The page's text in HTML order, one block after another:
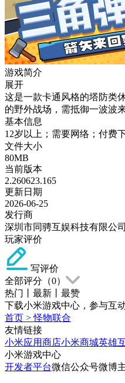
游戏简介
展开
这是一款卡通风格的塔防类
的野外战场，需抵御一波波
基本信息
12岁以上；需要网络；付费
文件大小
80MB
当前版本
2.260623.165
更新日期
2026-06-25
发行商
深圳市同骋互娱科技有限公司
玩家评价
写评价
全部评分（0）
热门
最新
最赞
下载小米游戏中心，参与互动
首页 >怪物联合
友情链接
小米应用商店小米商城英雄
小米游戏中心
开发者平台微信公众号微博